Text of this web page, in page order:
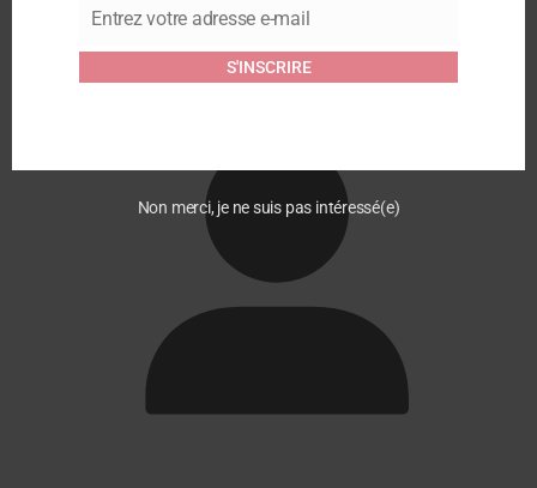
Email
Entrez votre adresse e-mail
S'INSCRIRE
Non merci, je ne suis pas intéressé(e)